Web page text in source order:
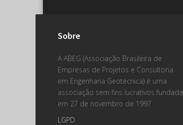
Sobre
A ABEG (Associação Brasileira de
Empresas de Projetos e Consultoria
em Engenharia Geotécnica) é uma
associação sem fins lucrativos fundada
em 27 de novembro de 1997
LGPD